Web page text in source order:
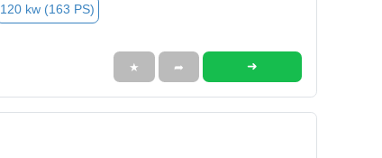
120 kw (163 PS)
★ ➦ ➜